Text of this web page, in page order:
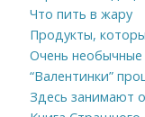
Что пить в жару
Продукты,
Очень
“Валентинки”
Здесь занимают